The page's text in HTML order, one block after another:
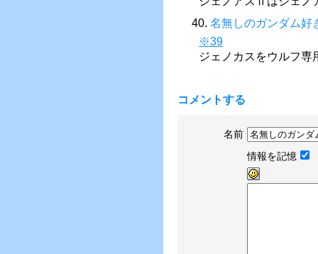
40. 名無しのガンダム好
※39
ジェノカスをウルフ専
コメントする
名前
情報を記憶